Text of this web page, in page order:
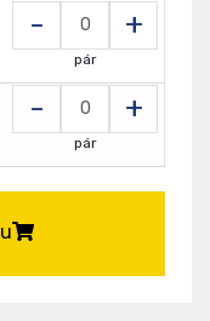
- +
pár
- +
pár